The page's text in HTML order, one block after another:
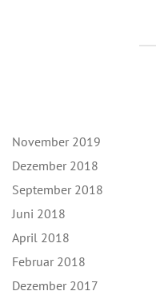
November 2019
Dezember 2018
September 2018
Juni 2018
April 2018
Februar 2018
Dezember 2017